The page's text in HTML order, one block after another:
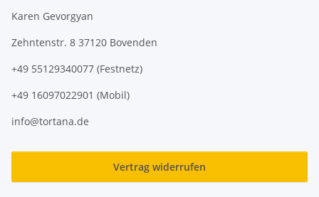
Karen Gevorgyan
Zehntenstr. 8 37120 Bovenden
+49 55129340077 (Festnetz)
+49 16097022901 (Mobil)
info@tortana.de
Vertrag widerrufen